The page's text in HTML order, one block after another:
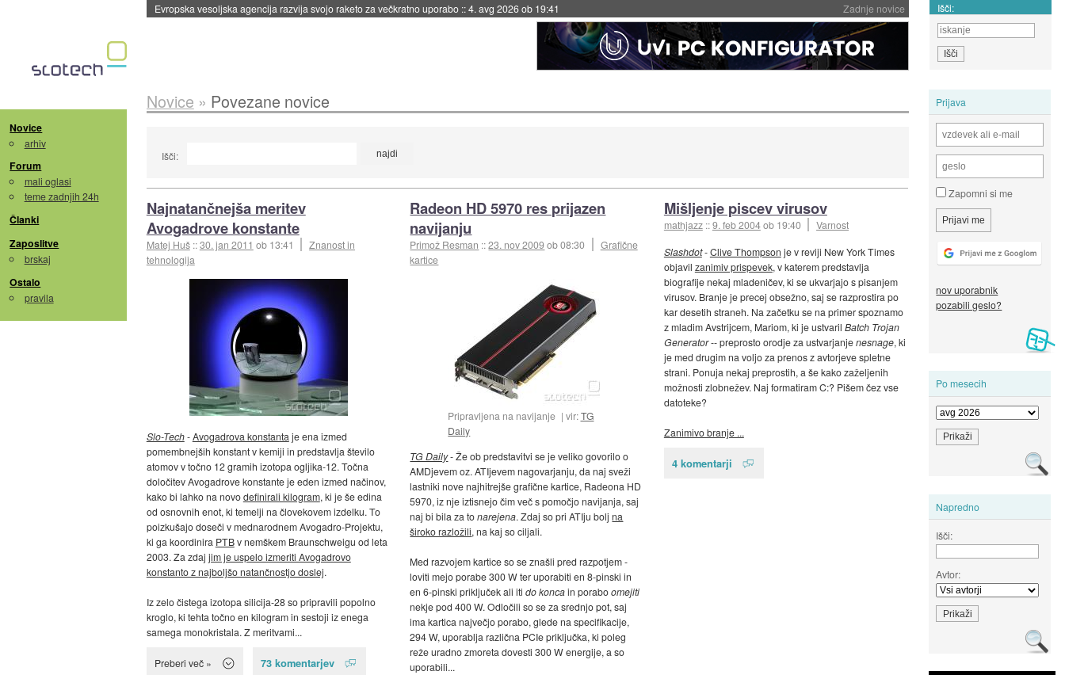
Zadnje novice
Evropska vesoljska agencija razvija svojo raketo za večkratno uporabo ::4. avg 2026 ob 19:41 Išči:
Novice
arhiv
Forum
mali oglasi
teme zadnjih 24h
Članki
Zaposlitve
brskaj
Ostalo
pravila
Prijava
Zapomni si me
nov uporabnik
pozabili geslo?
Po mesecih
Napredno
Išči:
Avtor:
Novice » Povezane novice
Išči:
Najnatančnejša meritev
Avogadrove konstante
Matej Huš ::30. jan 2011 ob 13:41
Znanost in
tehnologija
Slo-Tech-Avogadrova konstanta je ena izmed
pomembnejših konstant v kemiji in predstavlja število
atomov v točno 12 gramih izotopa ogljika-12. Točna
določitev Avogadrove konstante je eden izmed načinov,
kako bi lahko na novodefinirali kilogram, ki je še edina
od osnovnih enot, ki temelji na človekovem izdelku. To
poizkušajo doseči v mednarodnem Avogadro-Projektu,
ki ga koordinira PTBv nemškem Braunschweigu od leta
2003. Za zdaj jim je uspelo izmeriti Avogadrovo
konstanto z najboljšo natančnostjo doslej.
Iz zelo čistega izotopa silicija-28 so pripravili popolno
kroglo, ki tehta točno en kilogram in sestoji iz enega
samega monokristala. Z meritvami...
Preberi več » 73 komentarjev
Radeon HD 5970 res prijazen
navijanju
Primož Resman ::23. nov 2009ob 08:30
Grafične
kartice
Pripravljena na navijanje vir:TG
Daily
TG Daily- Že ob predstavitvi se je veliko govorilo o
AMDjevem oz. ATIjevem nagovarjanju, da naj sveži
lastniki nove najhitrejše grafične kartice, Radeona HD
5970, iz nje iztisnejo čim več s pomočjo navijanja, saj
naj bi bila za tonarejena. Zdaj so pri ATIju boljna
široko razložili, na kaj so ciljali.
Med razvojem kartice so se znašli pred razpotjem -
loviti mejo porabe 300 W ter uporabiti en 8-pinski in
en 6-pinski priključek ali itido koncain poraboomejiti
nekje pod 400 W. Odločili so se za srednjo pot, saj
ima kartica največjo porabo, glede na specifikacije,
294 W, uporablja različna PCIe priključka, ki poleg
reže uradno zmoreta dovesti 300 W energije, a so
uporabili...
Mišljenje piscev virusov
mathjazz ::9. feb 2004ob 19:40
Varnost
Slashdot-Clive Thompson je v reviji New York Times
objavil zanimiv prispevek, v katerem predstavlja
biografije nekaj mladeničev, ki se ukvarjajo s pisanjem
virusov. Branje je precej obsežno, saj se razprostira po
kar desetih straneh. Na začetku se na primer spoznamo
z mladim Avstrijcem, Mariom, ki je ustvaril Batch Trojan
Generator-- preprosto orodje za ustvarjanjenesnage, ki
je med drugim na voljo za prenos z avtorjeve spletne
strani. Ponuja nekaj preprostih, a še kako zaželjenih
možnosti zlobnežev. Naj formatiram C:? Pišem čez vse
datoteke?
Zanimivo branje ...
4 komentarji